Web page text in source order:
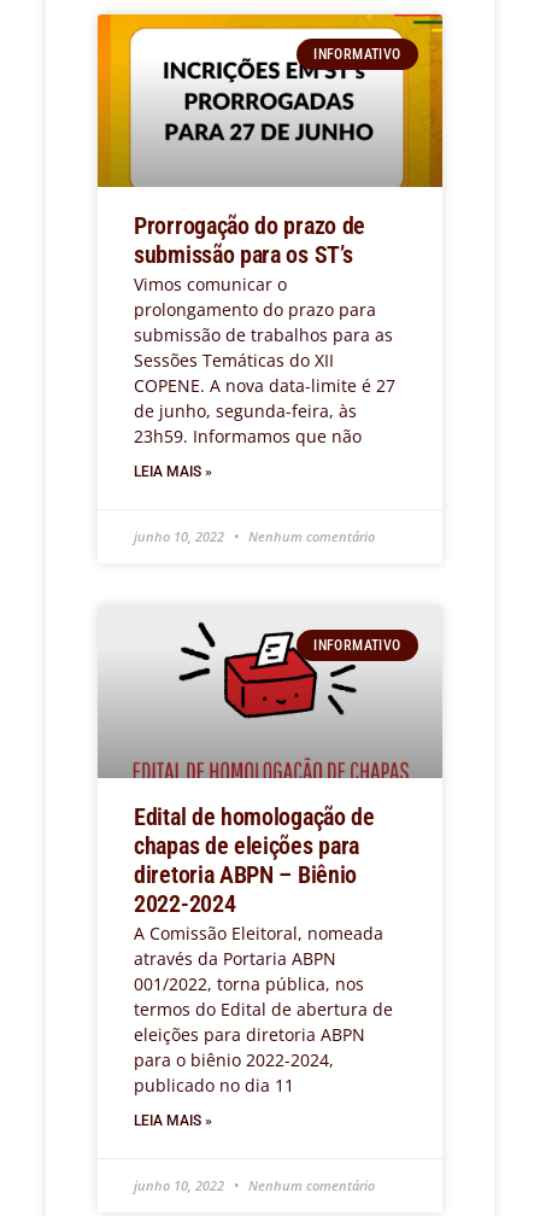
INFORMATIVO
Prorrogação do prazo de
submissão para os ST’s
Vimos comunicar o
prolongamento do prazo para
submissão de trabalhos para as
Sessões Temáticas do XII
COPENE. A nova data-limite é 27
de junho, segunda-feira, às
23h59. Informamos que não
LEIA MAIS »
junho 10, 2022 Nenhum comentário
INFORMATIVO
Edital de homologação de
chapas de eleições para
diretoria ABPN – Biênio
2022-2024
A Comissão Eleitoral, nomeada
através da Portaria ABPN
001/2022, torna pública, nos
termos do Edital de abertura de
eleições para diretoria ABPN
para o biênio 2022-2024,
publicado no dia 11
LEIA MAIS »
junho 10, 2022 Nenhum comentário